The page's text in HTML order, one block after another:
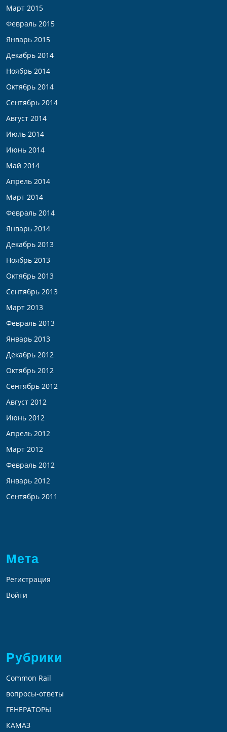
Март 2015
Февраль 2015
Январь 2015
Декабрь 2014
Ноябрь 2014
Октябрь 2014
Сентябрь 2014
Август 2014
Июль 2014
Июнь 2014
Май 2014
Апрель 2014
Март 2014
Февраль 2014
Январь 2014
Декабрь 2013
Ноябрь 2013
Октябрь 2013
Сентябрь 2013
Март 2013
Февраль 2013
Январь 2013
Декабрь 2012
Октябрь 2012
Сентябрь 2012
Август 2012
Июнь 2012
Апрель 2012
Март 2012
Февраль 2012
Январь 2012
Сентябрь 2011
Мета
Регистрация
Войти
Рубрики
Common Rail
вопросы-ответы
ГЕНЕРАТОРЫ
КАМАЗ